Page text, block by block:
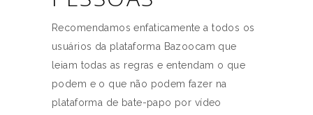
Recomendamos enfaticamente a todos os
usuários da plataforma Bazoocam que
leiam todas as regras e entendam o que
podem e o que não podem fazer na
plataforma de bate-papo por vídeo